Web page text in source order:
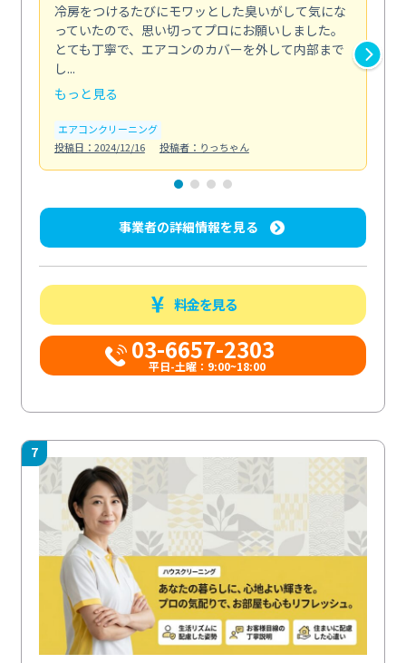
冷房をつけるたびにモワッとした臭いがして気にな
っていたので、思い切ってプロにお願いしました。
とても丁寧で、エアコンのカバーを外して内部まで
し...
もっと見る
エアコンクリーニング
投稿日：2024/12/16
投稿者：りっちゃん
事業者の詳細情報を見る
料金を見る
03-6657-2303
平日-土曜：9:00~18:00
7